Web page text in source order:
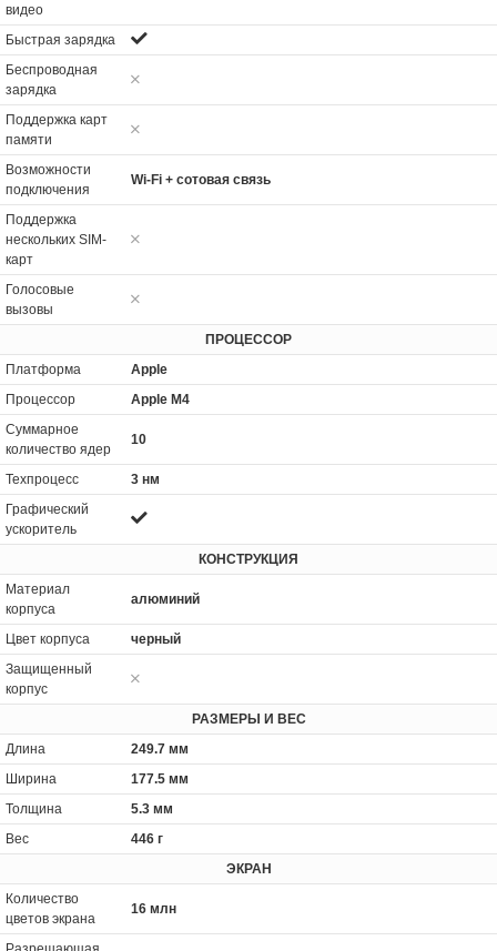
видео
Быстрая зарядка
Беспроводная
зарядка
Поддержка карт
памяти
Возможности
подключения
Wi-Fi + сотовая связь
Поддержка
нескольких SIM-
карт
Голосовые
вызовы
ПРОЦЕССОР
Платформа
Apple
Процессор
Apple M4
Суммарное
количество ядер
10
Техпроцесс
3 нм
Графический
ускоритель
КОНСТРУКЦИЯ
Материал
корпуса
алюминий
Цвет корпуса
черный
Защищенный
корпус
РАЗМЕРЫ И ВЕС
Длина
249.7 мм
Ширина
177.5 мм
Толщина
5.3 мм
Вес
446 г
ЭКРАН
Количество
цветов экрана
16 млн